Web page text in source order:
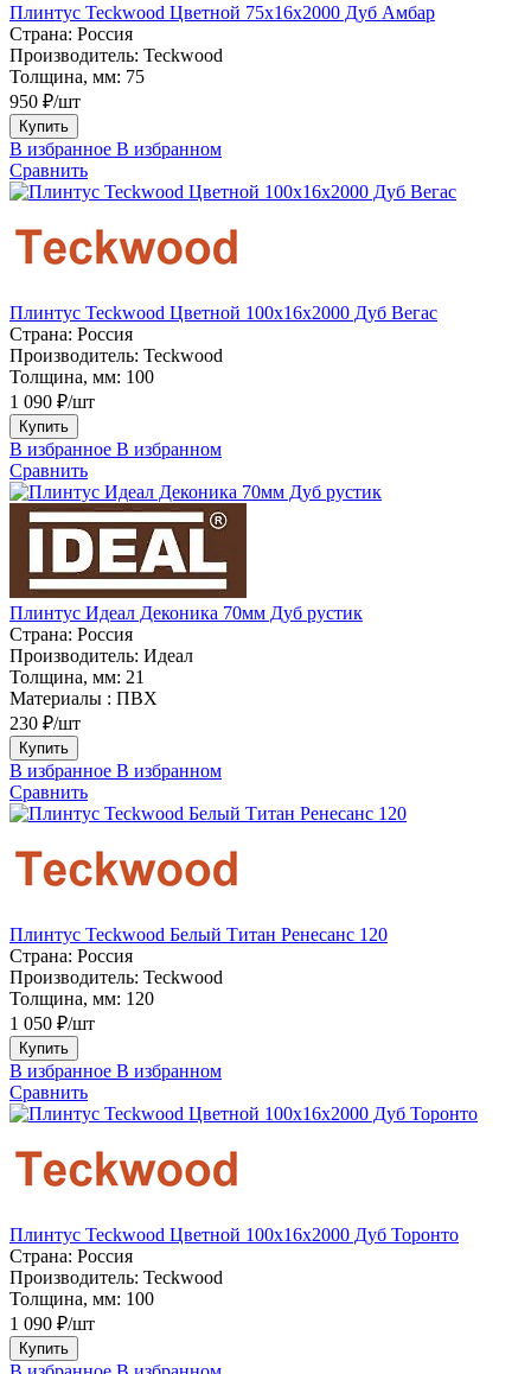
Плинтус Teckwood Цветной 75х16х2000 Дуб Амбар
Страна: Россия
Производитель: Teckwood
Толщина, мм: 75
950 ₽/шт
Купить
В избранное В избранном
Сравнить
Плинтус Teckwood Цветной 100x16х2000 Дуб Вегас
Страна: Россия
Производитель: Teckwood
Толщина, мм: 100
1 090 ₽/шт
Купить
В избранное В избранном
Сравнить
Плинтус Идеал Деконика 70мм Дуб рустик
Страна: Россия
Производитель: Идеал
Толщина, мм: 21
Материалы : ПВХ
230 ₽/шт
Купить
В избранное В избранном
Сравнить
Плинтус Teckwood Белый Титан Ренесанс 120
Страна: Россия
Производитель: Teckwood
Толщина, мм: 120
1 050 ₽/шт
Купить
В избранное В избранном
Сравнить
Плинтус Teckwood Цветной 100x16х2000 Дуб Торонто
Страна: Россия
Производитель: Teckwood
Толщина, мм: 100
1 090 ₽/шт
Купить